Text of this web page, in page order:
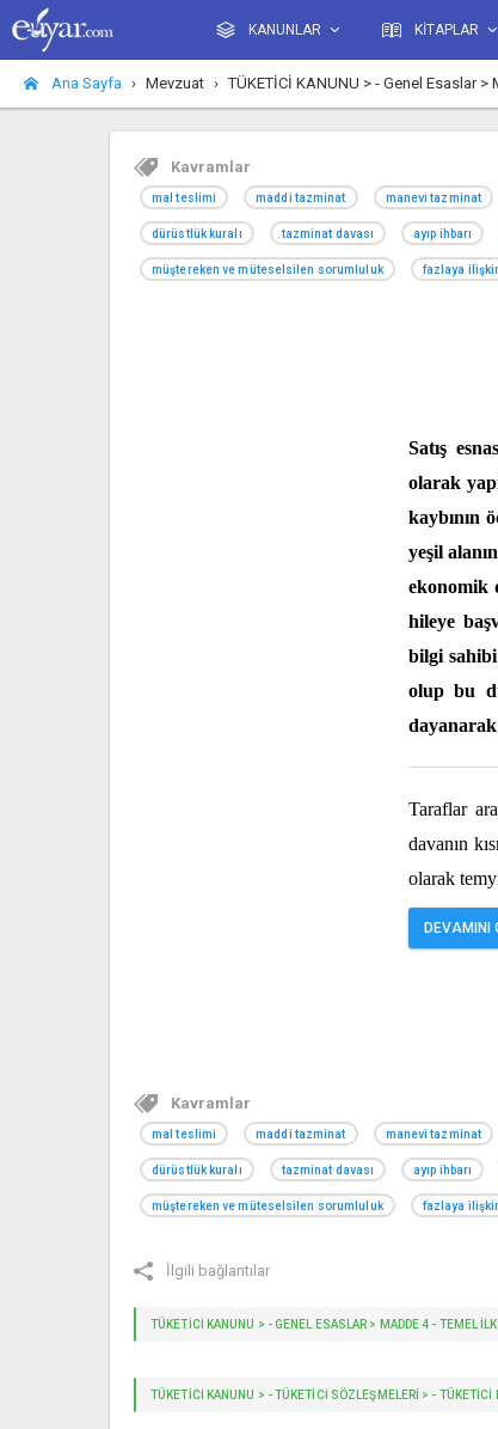
KANUNLAR KİTAPLAR
Ana Sayfa Mevzuat TÜKETİCİ KANUNU > - Genel Esaslar
Kavramlar
mal teslimi maddi tazminat manevi tazminat
dürüstlük kuralı tazminat davası ayıp ihbarı
müştereken ve müteselsilen sorumluluk fazlaya
Satış
olarak
kaybının
yeşil
ekonomik
hileye
bilgi sahibi
olup bu
dayanarak
Taraflar
davanın
olarak
DEVAMINI
Kavramlar
mal teslimi maddi tazminat manevi tazminat
dürüstlük kuralı tazminat davası ayıp ihbarı
müştereken ve müteselsilen sorumluluk fazlaya
İlgili bağlantılar
TÜKETİCİ KANUNU > - GENEL ESASLAR > MADDE 4 - TEMEL
TÜKETİCİ KANUNU > - TÜKETICI SÖZLEŞMELERI > - TÜKETICI